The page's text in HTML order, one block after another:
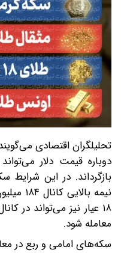
تحلیلگران اقتصادی
دوباره قیمت دلار
بازگرداند. در این
نیمه
معامله شود.
سکه‌های امامی و ربع در